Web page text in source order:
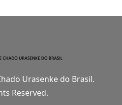
Urasenke do Brasil.
Reserved.